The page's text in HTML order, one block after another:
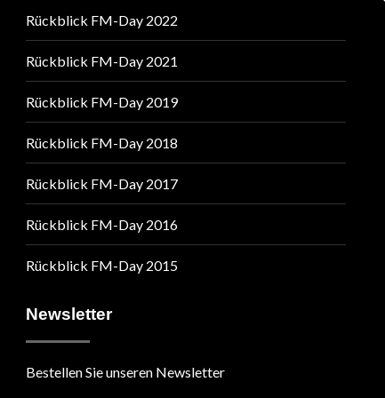
Rückblick FM-Day 2022
Rückblick FM-Day 2021
Rückblick FM-Day 2019
Rückblick FM-Day 2018
Rückblick FM-Day 2017
Rückblick FM-Day 2016
Rückblick FM-Day 2015
Newsletter
Bestellen Sie unseren Newsletter